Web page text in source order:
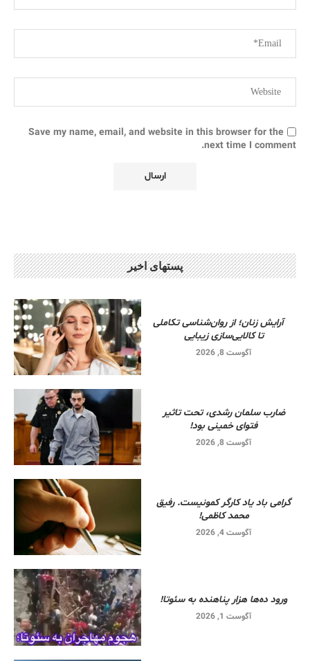
Save my name, email, and website in this browser for the
next time I comment.
پستهای اخیر
آرایش زنان؛ از روان‌شناسی تکاملی
تا کالایی‌سازی زیبایی
آگوست 8, 2026
ضارب سلمان رشدی، تحت تاثیر
فتوای خمینی بود!
آگوست 8, 2026
گرامی باد یاد کارگر کمونیست. رفیق
محمد کاظمی!
آگوست 4, 2026
ورود ده‌ها هزار پناهنده به سئوتا!
آگوست 1, 2026